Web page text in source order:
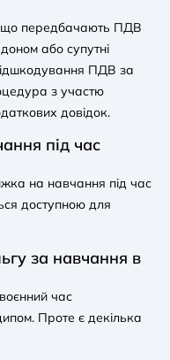
що передбачають ПДВ
або супутні
ПДВ за
з участю
довідок.
під час
на навчання під час
доступною для
за навчання в
час
Проте є декілька